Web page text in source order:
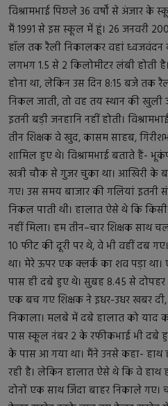
विश्रामभाई पिछले 36 वर्षों से अंजार के
मैं 1991 से इस स्कूल में हूं। 26 जनवरी
हॉल तक रैली निकालकर वहां ध्वजवंदन
लगभग 1.5 से 2 किलोमीटर लंबी होती
होना था, लेकिन उस दिन 8:15 बजे तक
निकल जाती, तो वह तय स्थान की
इतनी बड़ी जनहानि नहीं होती।
तीन शिक्षक वे खुद, कासम साहब,
शामिल हुए थे। विश्रामभाई बताते हैं-
खत्री चौक से गुजर चुका था। आखिरी के
गए। उस समय बाजार की गलियां इतनी
निकल पाती थी। हालात ऐसे थे कि
नहीं मिला। हम तीन–चार शिक्षक साथ
10 फीट की दूरी पर थे, वे भी वहीं दब
था। मेरे ऊपर एक क्लर्क का शव पड़ा था।
पास ही दबे हुए थे। सुबह 8.45 से
एक बच गए शिक्षक ने इधर-उधर खबर
निकाला। मलबे में दबे हालात को याद
पास स्कूल नंबर 2 के रफीकभाई भी दबे
के पास आ गया था। मैंने उनसे कहा-
रही है। लेकिन हालात ऐसे थे कि वे हाथ
दोनों एक साथ जिंदा बाहर निकाले गए।